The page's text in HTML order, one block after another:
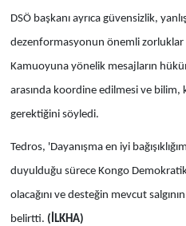
DSÖ başkanı ayrıca güvensizlik,
dezenformasyonun önemli
Kamuoyuna yönelik mesajların
arasında koordine edilmesi ve bilim,
gerektiğini söyledi.
Tedros, 'Dayanışma en iyi
duyulduğu sürece Kongo
olacağını ve desteğin mevcut
belirtti. (İLKHA)